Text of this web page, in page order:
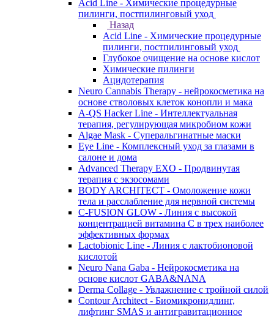
Acid Line - Химические процедурные
пилинги, постпилинговый уход
Назад
Acid Line - Химические процедурные
пилинги, постпилинговый уход
Глубокое очищение на основе кислот
Химические пилинги
Ацидотерапия
Neuro Cannabis Therapy - нейрокосметика на
основе стволовых клеток конопли и мака
A-QS Hacker Line - Интеллектуальная
терапия, регулирующая микробиом кожи
Algae Mask - Суперальгинатные маски
Eye Line - Комплексный уход за глазами в
салоне и дома
Advanced Therapy EXO - Продвинутая
терапия с экзосомами
BODY ARCHITECT - Омоложение кожи
тела и расслабление для нервной системы
C-FUSION GLOW - Линия с высокой
концентрацией витамина C в трех наиболее
эффективных формах
Lactobionic Line - Линия с лактобионовой
кислотой
Neuro Nana Gaba - Нейрокосметика на
основе кислот GABA&NANA
Derma Collage - Увлажнение с тройной силой
Contour Architect - Биомикронидлинг,
лифтинг SMAS и антигравитационное